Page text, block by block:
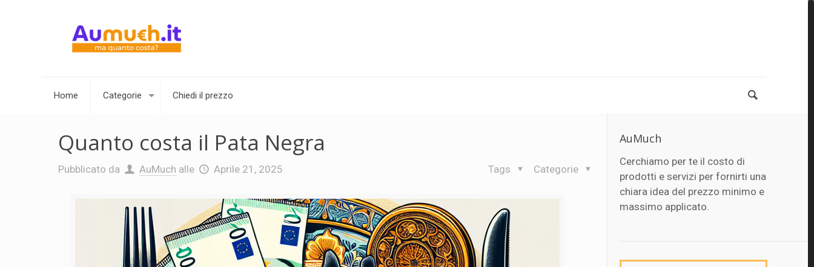
Home Categorie Chiedi il prezzo
Quanto costa il Pata Negra
Pubblicato da AuMuch alle Aprile 21, 2025 Categorie
Tags
AuMuch
Cerchiamo per te il costo di
prodotti e servizi per fornirti una
chiara idea del prezzo minimo e
massimo applicato.